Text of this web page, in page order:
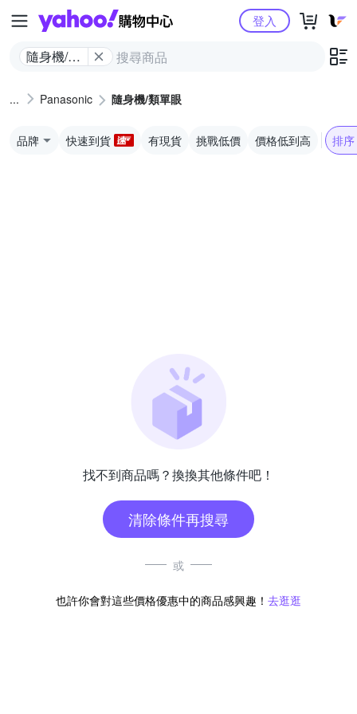
Yahoo購物中心
隨身機/類
登入
Panasonic 隨身機/類單眼
品牌 快速到貨 有現貨 挑戰低價 價格低到高 排序
找不到商品嗎？換換其他條件吧！
清除條件再搜尋
或
也許你會對這些價格優惠中的商品感興趣！ 去逛逛